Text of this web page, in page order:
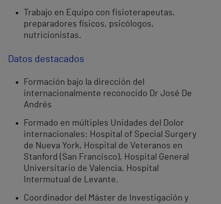
Trabajo en Equipo con fisioterapeutas,
preparadores físicos, psicólogos,
nutricionistas.
Datos destacados
Formación bajo la dirección del
internacionalmente reconocido Dr José De
Andrés
Formado en múltiples Unidades del Dolor
internacionales: Hospital of Special Surgery
de Nueva York, Hospital de Veteranos en
Stanford (San Francisco), Hospital General
Universitario de Valencia, Hospital
Intermutual de Levante.
Coordinador del Máster de Investigación y